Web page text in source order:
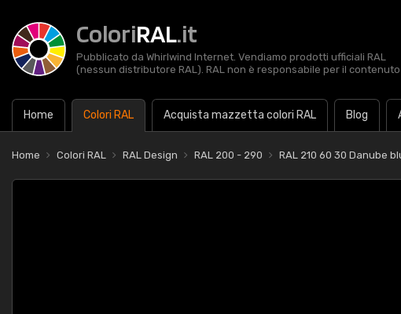
ColoriRAL.it
Pubblicato da Whirlwind Internet. Vendiamo prodotti ufficiali RAL
(nessun distributore RAL). RAL non è responsabile per il
Home Colori RAL Acquista mazzetta colori RAL Blog
Home Colori RAL RAL Design RAL 200 - 290 RAL 210 60 30 Danube